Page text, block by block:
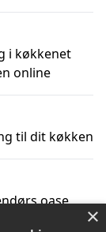
i køkkenet
online
til dit køkken
oase
×